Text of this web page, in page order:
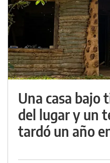
Una casa bajo
del lugar y un
tardó un año